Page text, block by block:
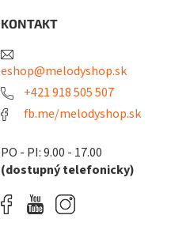
KONTAKT
eshop@melodyshop.sk
+421 918 505 507
fb.me/melodyshop.sk
PO - PI: 9.00 - 17.00
(dostupný telefonicky)